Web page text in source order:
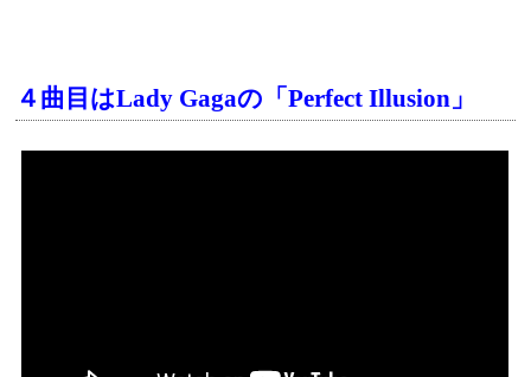
４曲目はLady Gagaの「Perfect Illusion」